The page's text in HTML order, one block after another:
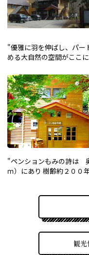
"優雅に羽を伸ばし、パー
める大自然の空間がここ
"ペンションもみの詩は
ｍ）にあり 樹齢約２００
観光